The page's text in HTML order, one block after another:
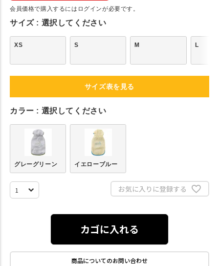
会員価格で購入するにはログインが必要です。
サイズ 選択してください
XS S M L
サイズ表を見る
カラー 選択してください
グレーグリーン イエローブルー
お気に入りに登録する
カゴに入れる
商品についてのお問い合わせ